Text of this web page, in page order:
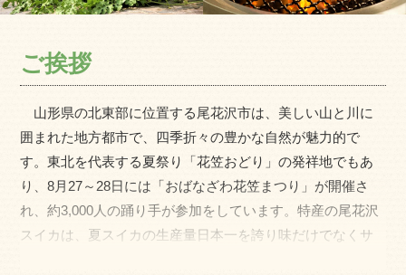
ご挨拶
山形県の北東部に位置する尾花沢市は、美しい山と川に
囲まれた地方都市で、四季折々の豊かな自然が魅力的で
す。東北を代表する夏祭り「花笠おどり」の発祥地でもあ
り、8月27～28日には「おばなざわ花笠まつり」が開催さ
れ、約3,000人の踊り手が参加をしています。特産の尾花沢
スイカは、夏スイカの生産量日本一を誇り味だけでなくサ